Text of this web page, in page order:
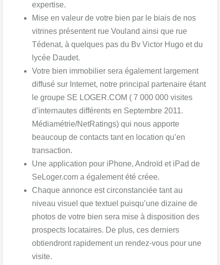
expertise.​
Mise en valeur de votre bien par le biais de nos
vitrines présentent rue Vouland ainsi que rue
Tédenat, à quelques pas du Bv Victor Hugo et du
lycée Daudet.​
Votre bien immobilier sera également largement
diffusé sur Internet, notre principal partenaire étant
le groupe SE LOGER.COM ( 7 000 000 visites
d’internautes différents en Septembre 2011.
Médiamétrie/NetRatings) qui nous apporte
beaucoup de contacts tant en location qu’en
transaction.
Une application pour iPhone, Androïd et iPad de
SeLoger.com a également été créee.
Chaque annonce est circonstanciée tant au
niveau visuel que textuel puisqu’une dizaine de
photos de votre bien sera mise à disposition des
prospects locataires. De plus, ces derniers
obtiendront rapidement un rendez-vous pour une
visite.​